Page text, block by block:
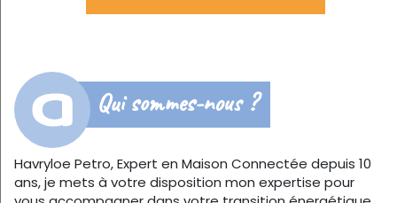
Qui sommes-nous ?
Havryloe Petro, Expert en Maison Connectée depuis 10
ans, je mets à votre disposition mon expertise pour